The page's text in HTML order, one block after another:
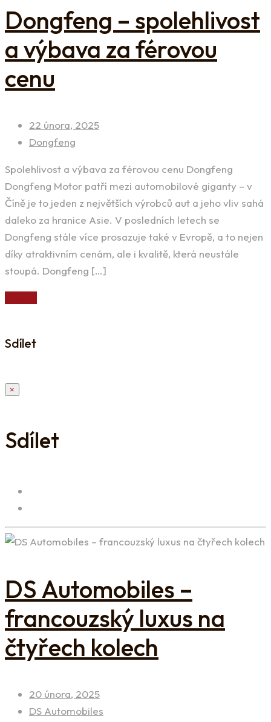
Dongfeng – spolehlivost
a výbava za férovou
cenu
22 února, 2025
Dongfeng
Spolehlivost a výbava za férovou cenu Dongfeng
Dongfeng Motor patří mezi automobilové giganty – v
Číně je to jeden z největších výrobců aut a jeho vliv sahá
daleko za hranice Asie. V posledních letech se
Dongfeng stále více prosazuje také v Evropě, a to nejen
díky atraktivním cenám, ale i kvalitě, která neustále
stoupá. Dongfeng […]
Sdílet
×
Sdílet
DS Automobiles –
francouzský luxus na
čtyřech kolech
20 února, 2025
DS Automobiles